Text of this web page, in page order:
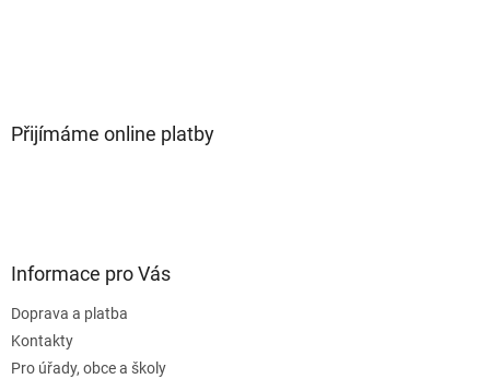
Přijímáme online platby
Informace pro Vás
Doprava a platba
Kontakty
Pro úřady, obce a školy